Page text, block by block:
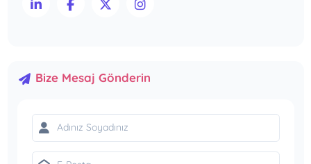
Bize Mesaj Gönderin